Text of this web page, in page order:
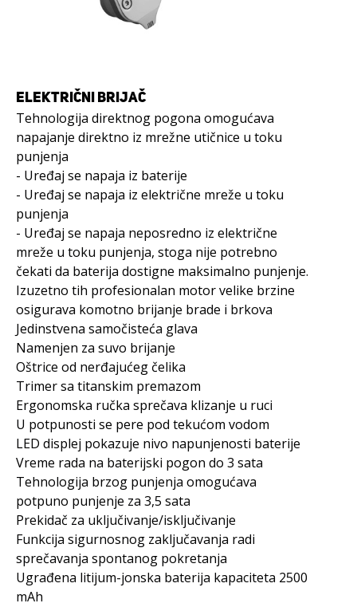
ELEKTRIČNI BRIJAČ
Tehnologija direktnog pogona omogućava
napajanje direktno iz mrežne utičnice u toku
punjenja
- Uređaj se napaja iz baterije
- Uređaj se napaja iz električne mreže u toku
punjenja
- Uređaj se napaja neposredno iz električne
mreže u toku punjenja, stoga nije potrebno
čekati da baterija dostigne maksimalno punjenje.
Izuzetno tih profesionalan motor velike brzine
osigurava komotno brijanje brade i brkova
Jedinstvena samočisteća glava
Namenjen za suvo brijanje
Oštrice od nerđajućeg čelika
Trimer sa titanskim premazom
Ergonomska ručka sprečava klizanje u ruci
U potpunosti se pere pod tekućom vodom
LED displej pokazuje nivo napunjenosti baterije
Vreme rada na baterijski pogon do 3 sata
Tehnologija brzog punjenja omogućava
potpuno punjenje za 3,5 sata
Prekidač za uključivanje/isključivanje
Funkcija sigurnosnog zaključavanja radi
sprečavanja spontanog pokretanja
Ugrađena litijum-jonska baterija kapaciteta 2500
mAh